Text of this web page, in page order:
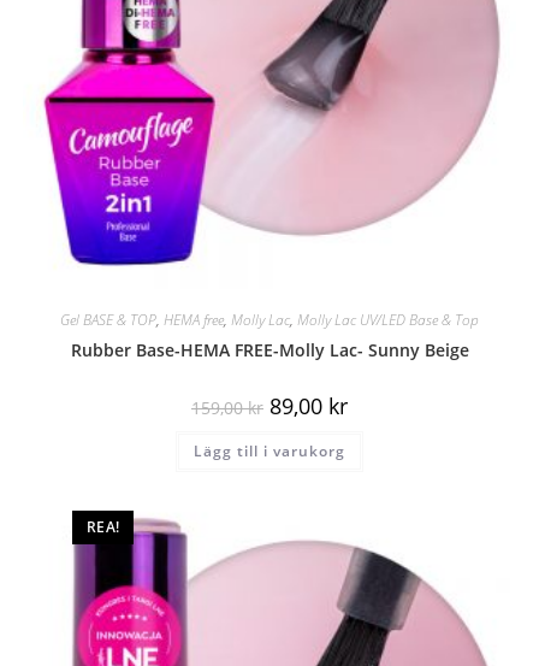
Gel BASE & TOP, HEMA free, Molly Lac, Molly Lac UV/LED Base & Top
Rubber Base-HEMA FREE-Molly Lac- Sunny Beige
159,00kr 89,00 kr
Lägg till i varukorg
REA!